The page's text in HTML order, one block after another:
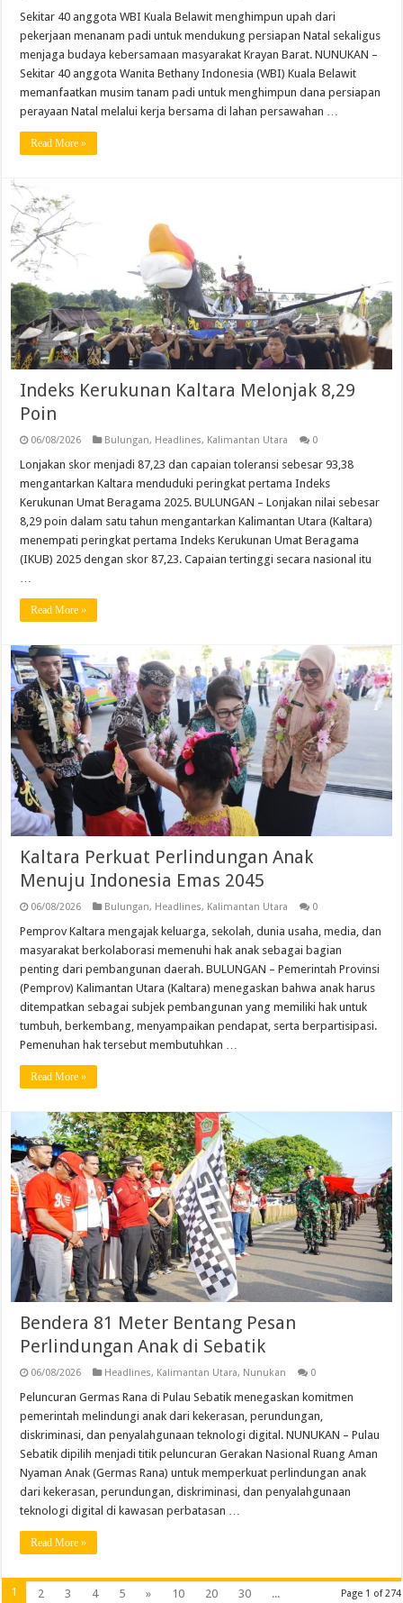
Sekitar 40 anggota WBI Kuala Belawit menghimpun upah dari
pekerjaan menanam padi untuk mendukung persiapan Natal sekaligus
menjaga budaya kebersamaan masyarakat Krayan Barat. NUNUKAN –
Sekitar 40 anggota Wanita Bethany Indonesia (WBI) Kuala Belawit
memanfaatkan musim tanam padi untuk menghimpun dana persiapan
perayaan Natal melalui kerja bersama di lahan persawahan …
Read More »
Indeks Kerukunan Kaltara Melonjak 8,29
Poin
06/08/2026 Bulungan, Headlines, Kalimantan Utara 0
Lonjakan skor menjadi 87,23 dan capaian toleransi sebesar 93,38
mengantarkan Kaltara menduduki peringkat pertama Indeks
Kerukunan Umat Beragama 2025. BULUNGAN – Lonjakan nilai sebesar
8,29 poin dalam satu tahun mengantarkan Kalimantan Utara (Kaltara)
menempati peringkat pertama Indeks Kerukunan Umat Beragama
(IKUB) 2025 dengan skor 87,23. Capaian tertinggi secara nasional itu
Read More »
Kaltara Perkuat Perlindungan Anak
Menuju Indonesia Emas 2045
06/08/2026 Bulungan, Headlines, Kalimantan Utara 0
Pemprov Kaltara mengajak keluarga, sekolah, dunia usaha, media, dan
masyarakat berkolaborasi memenuhi hak anak sebagai bagian
penting dari pembangunan daerah. BULUNGAN – Pemerintah Provinsi
(Pemprov) Kalimantan Utara (Kaltara) menegaskan bahwa anak harus
ditempatkan sebagai subjek pembangunan yang memiliki hak untuk
tumbuh, berkembang, menyampaikan pendapat, serta berpartisipasi.
Pemenuhan hak tersebut membutuhkan …
Read More »
Bendera 81 Meter Bentang Pesan
Perlindungan Anak di Sebatik
06/08/2026 Headlines, Kalimantan Utara, Nunukan 0
Peluncuran Germas Rana di Pulau Sebatik menegaskan komitmen
pemerintah melindungi anak dari kekerasan, perundungan,
diskriminasi, dan penyalahgunaan teknologi digital. NUNUKAN – Pulau
Sebatik dipilih menjadi titik peluncuran Gerakan Nasional Ruang Aman
Nyaman Anak (Germas Rana) untuk memperkuat perlindungan anak
dari kekerasan, perundungan, diskriminasi, dan penyalahgunaan
teknologi digital di kawasan perbatasan …
Read More »
Page 1 of 274
1 2 3 4 5 » 10 20 30 ...